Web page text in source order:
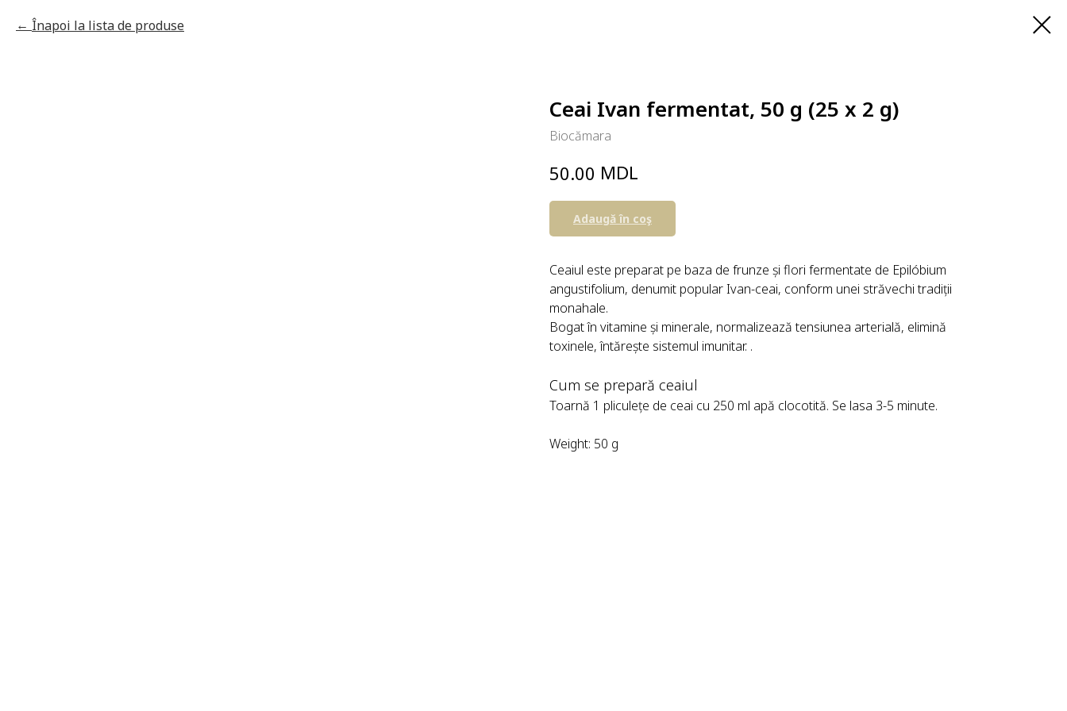
Înapoi la lista de produse
Ceai Ivan fermentat, 50 g (25 x 2 g)
Biocămara
50.00 MDL
Adaugă în coş
Ceaiul este preparat pe baza de frunze și flori fermentate de Epilóbium
angustifolium, denumit popular Ivan-ceai, conform unei străvechi tradiții
monahale.
Bogat în vitamine și minerale, normalizează tensiunea arterială, elimină
toxinele, întărește sistemul imunitar. .
Cum se prepară ceaiul
Toarnă 1 pliculețe de ceai cu 250 ml apă clocotită. Se lasa 3-5 minute.
Weight: 50 g